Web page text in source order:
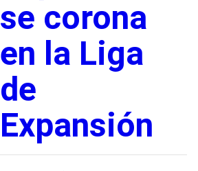
se corona
en la Liga
de
Expansión